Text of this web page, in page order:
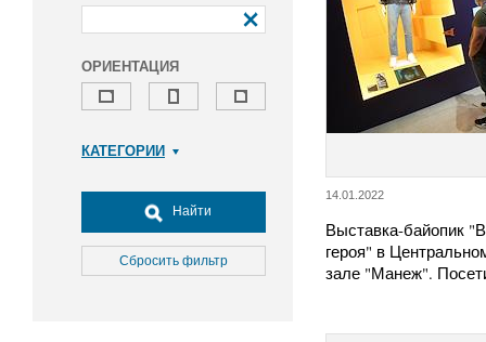
ОРИЕНТАЦИЯ
КАТЕГОРИИ
Досуг, туризм и отдых
Культура
Медицина
Найти
Сбросить фильтр
14.01.2022
Выставка-байопик
героя" в
зале "Манеж".